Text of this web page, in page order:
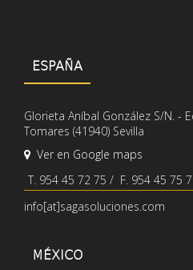
ESPAÑA
Glorieta Aníbal González S/N. -
Tomares (41940) Sevilla
Ver en Google maps
T. 954 45 72 75 / F. 954 45 75
info[at]sagasoluciones.com
MÉXICO